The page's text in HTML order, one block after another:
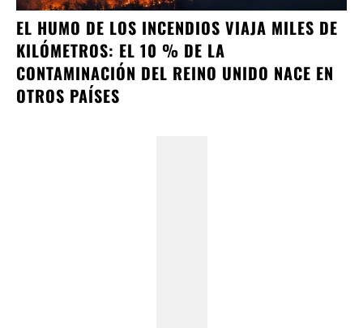
EL HUMO DE LOS INCENDIOS VIAJA MILES DE
KILÓMETROS: EL 10 % DE LA
CONTAMINACIÓN DEL REINO UNIDO NACE EN
OTROS PAÍSES